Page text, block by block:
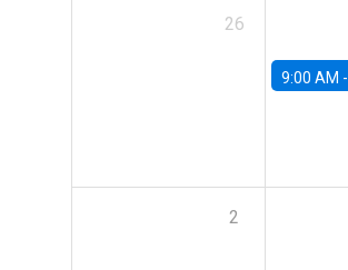
26
9:00 AM -
2